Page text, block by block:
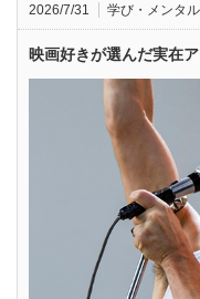
2026/7/31 学び・メンタ
映画好きが選んだ実在